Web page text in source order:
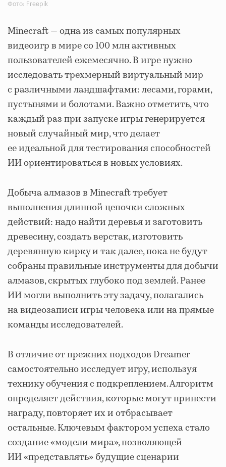
Фото: Freepik
Minecraft — одна из самых популярных
видеоигр в мире со 100 млн активных
пользователей ежемесячно. В игре нужно
исследовать трехмерный виртуальный мир
с различными ландшафтами: лесами, горами,
пустынями и болотами. Важно отметить, что
каждый раз при запуске игры генерируется
новый случайный мир, что делает
ее идеальной для тестирования способностей
ИИ ориентироваться в новых условиях.
Добыча алмазов в Minecraft требует
выполнения длинной цепочки сложных
действий: надо найти деревья и заготовить
древесину, создать верстак, изготовить
деревянную кирку и так далее, пока не будут
собраны правильные инструменты для добычи
алмазов, скрытых глубоко под землей. Ранее
ИИ могли выполнить эту задачу, полагались
на видеозаписи игры человека или на прямые
команды исследователей.
В отличие от прежних подходов Dreamer
самостоятельно исследует игру, используя
технику обучения с подкреплением. Алгоритм
определяет действия, которые могут принести
награду, повторяет их и отбрасывает
остальные. Ключевым фактором успеха стало
создание «модели мира», позволяющей
ИИ «представлять» будущие сценарии